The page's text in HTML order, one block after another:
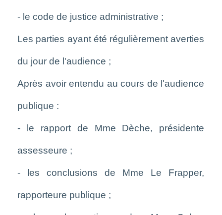
- le code de justice administrative ;
Les parties ayant été régulièrement averties
du jour de l'audience ;
Après avoir entendu au cours de l'audience
publique :
- le rapport de Mme Dèche, présidente
assesseure ;
- les conclusions de Mme Le Frapper,
rapporteure publique ;